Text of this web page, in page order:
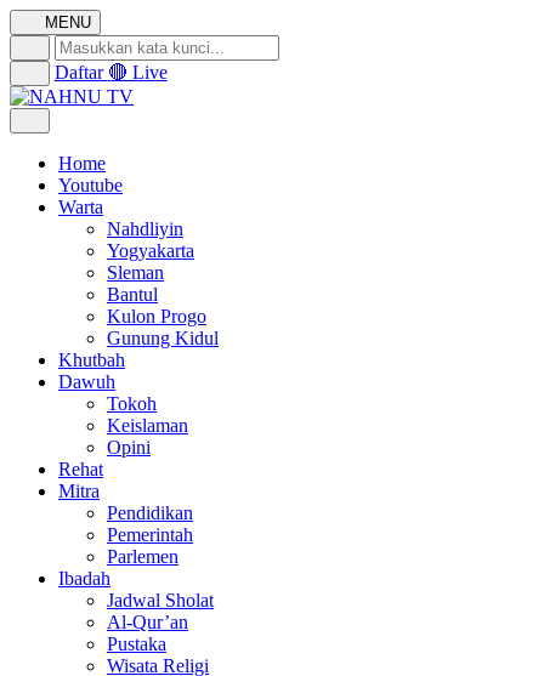
MENU
Daftar 🔴 Live
Home
Youtube
Warta
Nahdliyin
Yogyakarta
Sleman
Bantul
Kulon Progo
Gunung Kidul
Khutbah
Dawuh
Tokoh
Keislaman
Opini
Rehat
Mitra
Pendidikan
Pemerintah
Parlemen
Ibadah
Jadwal Sholat
Al-Qur’an
Pustaka
Wisata Religi